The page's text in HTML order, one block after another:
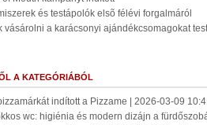
és testápolók elsõ félévi forgalmáról
vásárolni a karácsonyi ajándékcsomagokat
A KATEGÓRIÁBÓL
indított a Pizzame | 2026-03-09
wc: higiénia és modern dizájn a